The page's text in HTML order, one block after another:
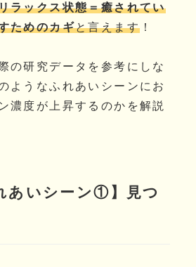
ラックス状態＝癒されてい
ためのカギと言えます ！
の研究データを参考にしな
ようなふれあいシーンにお
濃度が上昇するのかを解説
あいシーン①】見つ